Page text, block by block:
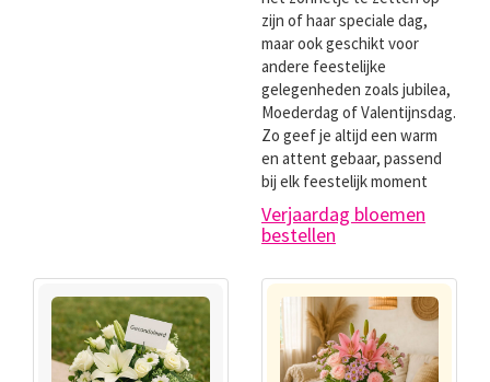
zijn of haar speciale dag,
maar ook geschikt voor
andere feestelijke
gelegenheden zoals jubilea,
Moederdag of Valentijnsdag.
Zo geef je altijd een warm
en attent gebaar, passend
bij elk feestelijk moment
Verjaardag bloemen
bestellen